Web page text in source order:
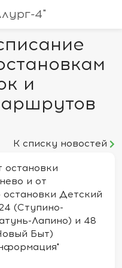
4"
и
К списку новостей
остановки
и от
Детский
(Ступино-
Лапино) и 48
Быт)